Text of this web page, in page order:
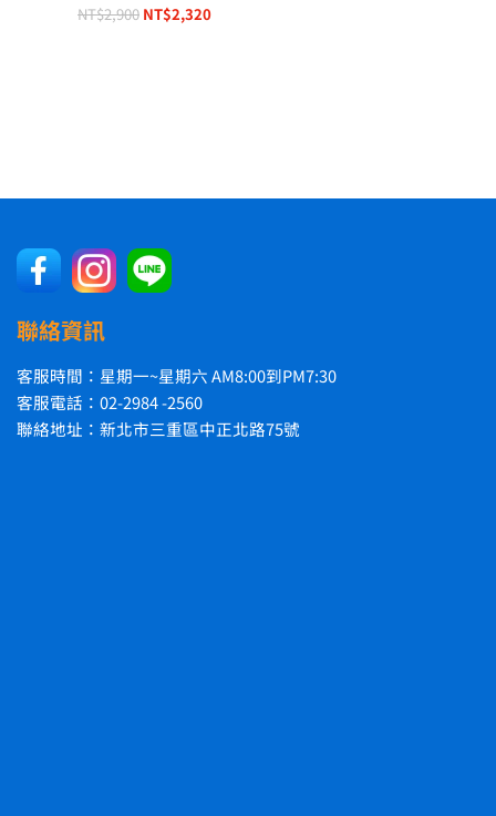
NT$2,900 NT$2,320
聯絡資訊
客服時間：星期一~星期六 AM8:00到PM7:30
客服電話：02-2984 -2560
聯絡地址：新北市三重區中正北路75號